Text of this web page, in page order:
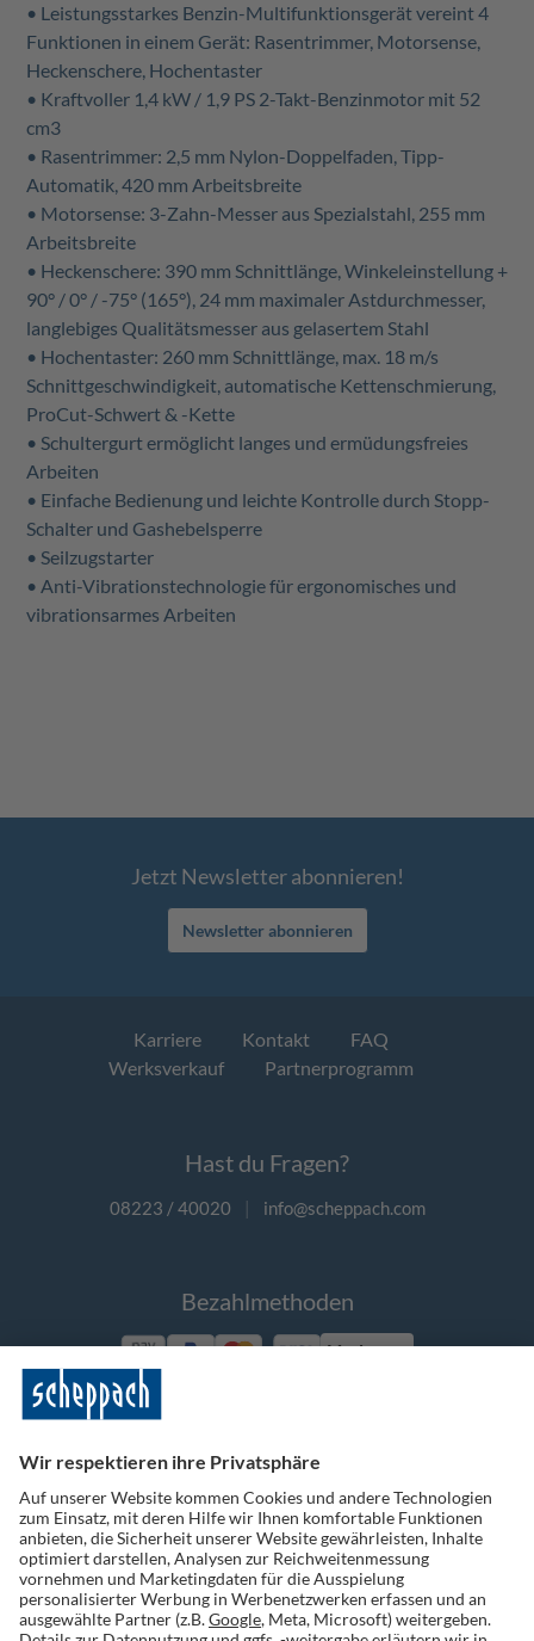
• Leistungsstarkes Benzin-Multifunktionsgerät vereint 4
Funktionen in einem Gerät: Rasentrimmer, Motorsense,
Heckenschere, Hochentaster
• Kraftvoller 1,4 kW / 1,9 PS 2-Takt-Benzinmotor mit 52
cm3
• Rasentrimmer: 2,5 mm Nylon-Doppelfaden, Tipp-
Automatik, 420 mm Arbeitsbreite
• Motorsense: 3-Zahn-Messer aus Spezialstahl, 255 mm
Arbeitsbreite
• Heckenschere: 390 mm Schnittlänge, Winkeleinstellung +
90° / 0° / -75° (165°), 24 mm maximaler Astdurchmesser,
langlebiges Qualitätsmesser aus gelasertem Stahl
• Hochentaster: 260 mm Schnittlänge, max. 18 m/s
Schnittgeschwindigkeit, automatische Kettenschmierung,
ProCut-Schwert & -Kette
• Schultergurt ermöglicht langes und ermüdungsfreies
Arbeiten
• Einfache Bedienung und leichte Kontrolle durch Stopp-
Schalter und Gashebelsperre
• Seilzugstarter
• Anti-Vibrationstechnologie für ergonomisches und
vibrationsarmes Arbeiten
Jetzt Newsletter abonnieren!
Newsletter abonnieren
Karriere Kontakt
FAQ
Werksverkauf
Partnerprogramm
Hast du Fragen?
08223 / 40020 | info@scheppach.com
Bezahlmethoden
Vorkasse
Folge uns auf Social Media